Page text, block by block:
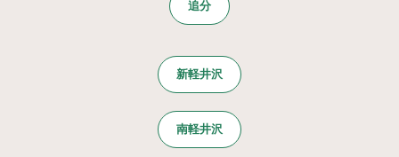
追分
新軽井沢
南軽井沢